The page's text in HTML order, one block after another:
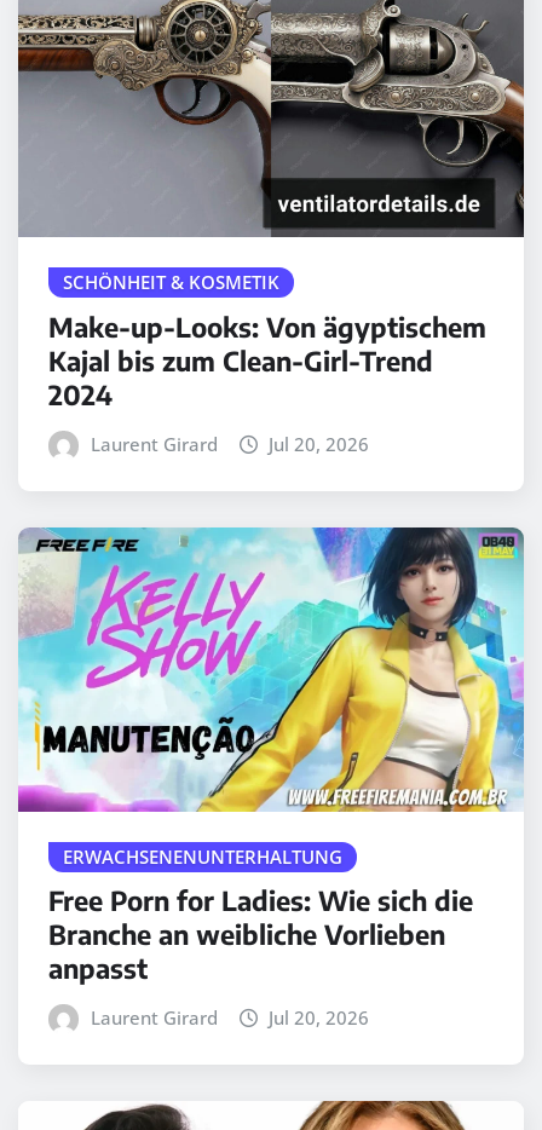
SCHÖNHEIT & KOSMETIK
Make-up-Looks: Von ägyptischem
Kajal bis zum Clean-Girl-Trend
2024
Laurent Girard Jul 20, 2026
ERWACHSENENUNTERHALTUNG
Free Porn for Ladies: Wie sich die
Branche an weibliche Vorlieben
anpasst
Laurent Girard Jul 20, 2026